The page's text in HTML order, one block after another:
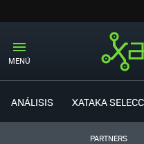
MENÚ
ANÁLISIS XATAKA
PARTNERS